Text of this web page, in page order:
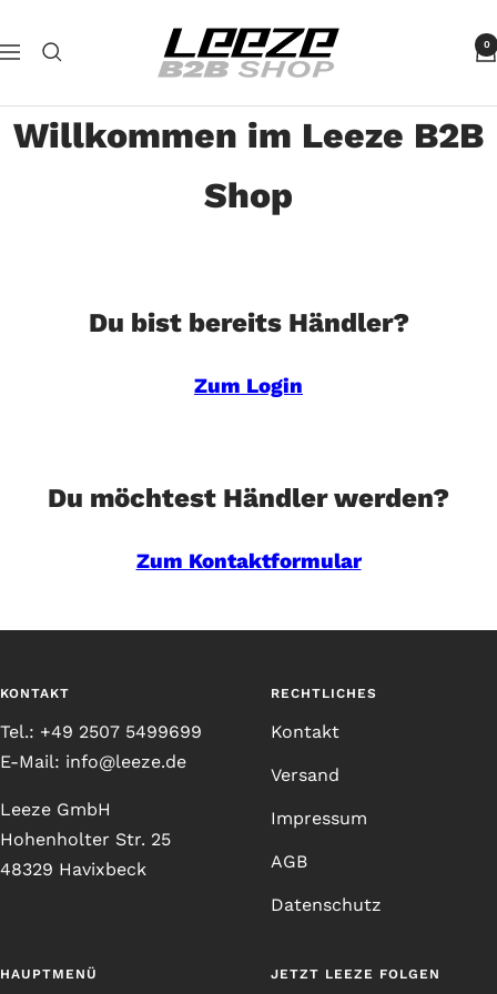
zum
Navigation
Leeze
B2B
0
Willkommen im Leeze B2B
Shop
Du bist bereits Händler?
Zum Login
Du möchtest Händler werden?
Zum Kontaktformular
KONTAKT
Tel.: +49 2507 5499699
E-Mail: info@leeze.de
Leeze GmbH
Hohenholter Str. 25
48329 Havixbeck
RECHTLICHES
Kontakt
Versand
Impressum
AGB
Datenschutz
HAUPTMENÜ JETZT LEEZE FOLGEN